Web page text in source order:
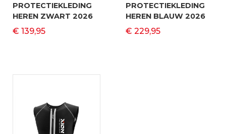
PROTECTIEKLEDING
HEREN ZWART 2026
€ 139,95
PROTECTIEKLEDING
HEREN BLAUW 2026
€ 229,95